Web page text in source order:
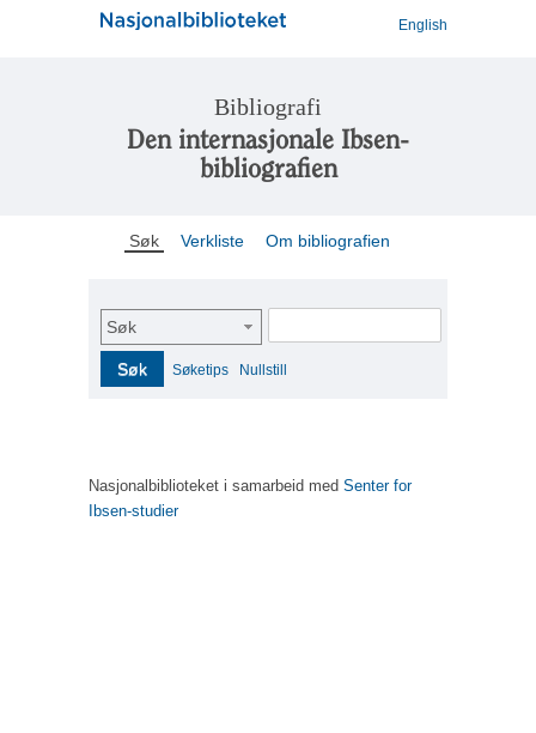
English
Bibliografi
Den internasjonale Ibsen-
bibliografien
Søk Verkliste Om bibliografien
Søk
Søk Søketips Nullstill
Nasjonalbiblioteket i samarbeid med Senter for
Ibsen-studier